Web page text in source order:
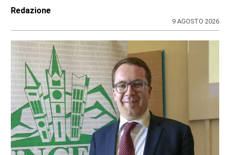
cinque arresti dei carabinieri da Venaria, a
di
Redazione